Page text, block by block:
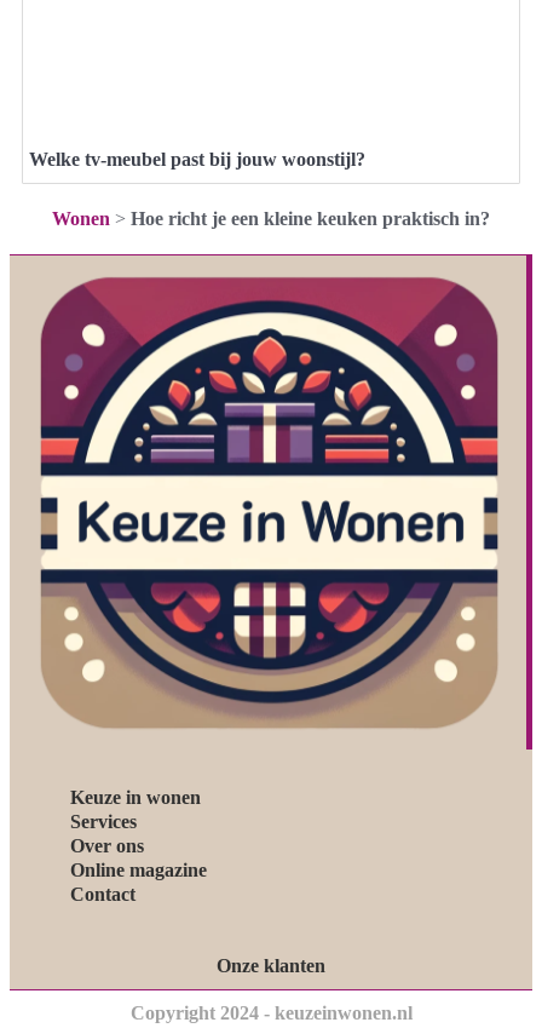
Welke tv-meubel past bij jouw woonstijl?
Wonen > Hoe richt je een kleine keuken praktisch in?
Keuze in wonen
Services
Over ons
Online magazine
Contact
Onze klanten
Copyright 2024 - keuzeinwonen.nl